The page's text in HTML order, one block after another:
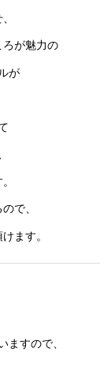
ろが魅力の
が
で、
ます。
ますので、